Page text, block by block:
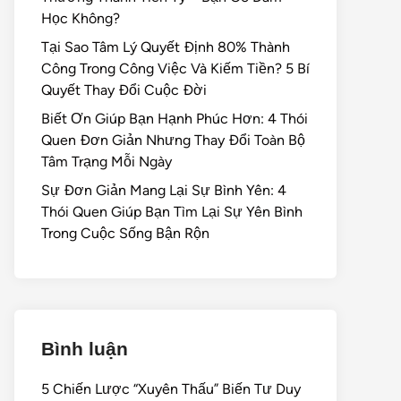
Học Không?
Tại Sao Tâm Lý Quyết Định 80% Thành
Công Trong Công Việc Và Kiếm Tiền? 5 Bí
Quyết Thay Đổi Cuộc Đời
Biết Ơn Giúp Bạn Hạnh Phúc Hơn: 4 Thói
Quen Đơn Giản Nhưng Thay Đổi Toàn Bộ
Tâm Trạng Mỗi Ngày
Sự Đơn Giản Mang Lại Sự Bình Yên: 4
Thói Quen Giúp Bạn Tìm Lại Sự Yên Bình
Trong Cuộc Sống Bận Rộn
Bình luận
5 Chiến Lược “Xuyên Thấu” Biến Tư Duy